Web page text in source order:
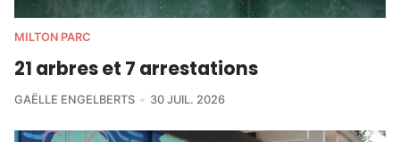
MILTON PARC
21 arbres et 7 arrestations
GAËLLE ENGELBERTS 30 JUIL. 2026